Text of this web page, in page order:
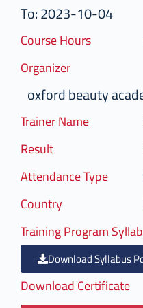
To: 2023-10-04
Course Hours
Organizer
oxford beauty
Trainer Name
Result
Attendance Type
Country
Training Program
Download Syllabus
Download Certificate